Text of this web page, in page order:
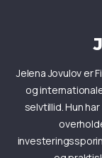
Jelena Jovulov er
og
selvtillid. Hun